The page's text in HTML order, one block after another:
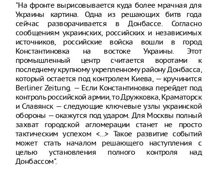
"На фронте вырисовывается куда более мрачная для
Украины картина. Одна из решающих битв года
сейчас разворачивается в Донбассе. Согласно
сообщениям украинских, российских и независимых
источников, российские войска вошли в город
Константиновка на востоке Украины. Этот
промышленный центр считается воротами к
последнему крупному укрепленному району Донбасса,
который остается под контролем Киева, — кручинится
Berliner Zeitung. — Если Константиновка перейдет под
контроль российской армии, то Дружковка, Краматорск
и Славянск — следующие ключевые узлы украинской
обороны — окажутся под ударом. Для Москвы полный
захват городской агломерации станет не просто
тактическим успехом <…> Такое развитие событий
может стать началом решающего наступления с
целью установления полного контроля над
Донбассом".